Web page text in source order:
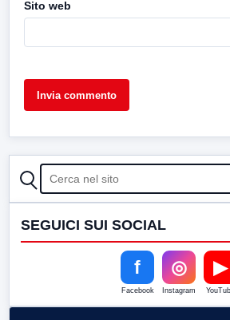
Sito web
CERCA
SEGUICI SUI SOCIAL
f
Facebook
◎
Instagram
▶